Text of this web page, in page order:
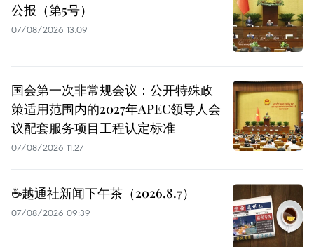
公报（第5号）
07/08/2026 13:09
国会第一次非常规会议：公开特殊政
策适用范围内的2027年APEC领导人会
议配套服务项目工程认定标准
07/08/2026 11:27
☕️越通社新闻下午茶（2026.8.7）
07/08/2026 09:39